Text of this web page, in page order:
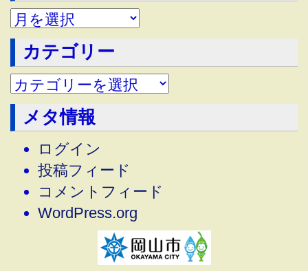
アーカイブ
カテゴリー
メタ情報
ログイン
投稿フィード
コメントフィード
WordPress.org